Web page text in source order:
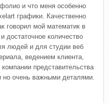
и что меня особенно
графики. Качественно
говорил мой математик в
достаточное количество
людей и для студии веб
ведением клиента,
представительства
очень важными деталями.